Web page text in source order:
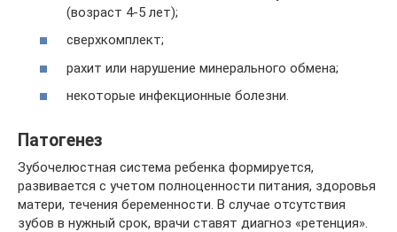
(возраст 4-5 лет);
сверхкомплект;
рахит или нарушение минерального обмена;
некоторые инфекционные болезни.
Патогенез
Зубочелюстная система ребенка формируется,
развивается с учетом полноценности питания, здоровья
матери, течения беременности. В случае отсутствия
зубов в нужный срок, врачи ставят диагноз «ретенция».